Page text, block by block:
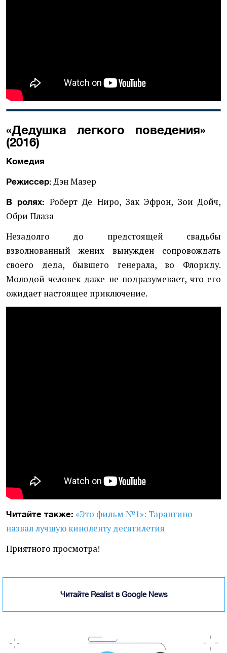
«Дедушка легкого поведения»
(2016)
Комедия
Режиссер: Дэн Мазер
В ролях: Роберт Де Ниро, Зак Эфрон, Зои Дойч,
Обри Плаза
Незадолго до предстоящей свадьбы
взволнованный жених вынужден сопровождать
своего деда, бывшего генерала, во Флориду.
Молодой человек даже не подразумевает, что его
ожидает настоящее приключение.
Читайте также: «Это фильм №1»: Тарантино
назвал лучшую киноленту десятилетия
Приятного просмотра!
Читайте Realist в Google News